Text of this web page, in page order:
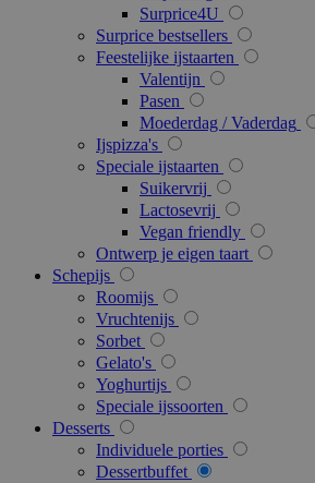
Surprice4U
Surprice bestsellers
Feestelijke ijstaarten
Valentijn
Pasen
Moederdag / Vaderdag
Ijspizza's
Speciale ijstaarten
Suikervrij
Lactosevrij
Vegan friendly
Ontwerp je eigen taart
Schepijs
Roomijs
Vruchtenijs
Sorbet
Gelato's
Yoghurtijs
Speciale ijssoorten
Desserts
Individuele porties
Dessertbuffet
recently_compared_product_previous
mage-messages
PHPSESSID